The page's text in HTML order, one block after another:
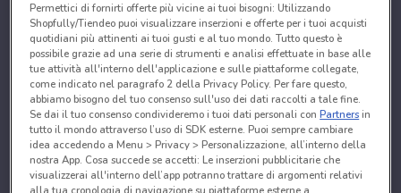
Permettici di fornirti offerte più vicine ai tuoi bisogni: Utilizzando
Shopfully/Tiendeo puoi visualizzare inserzioni e offerte per i tuoi acquisti
quotidiani più attinenti ai tuoi gusti e al tuo mondo. Tutto questo è
possibile grazie ad una serie di strumenti e analisi effettuate in base alle
tue attività all'interno dell'applicazione e sulle piattaforme collegate,
come indicato nel paragrafo 2 della Privacy Policy. Per fare questo,
abbiamo bisogno del tuo consenso sull'uso dei dati raccolti a tale fine.
Se dai il tuo consenso condivideremo i tuoi dati personali conPartnersin
tutto il mondo attraverso l’uso di SDK esterne. Puoi sempre cambiare
idea accedendo a Menu > Privacy > Personalizzazione, all’interno della
nostra App. Cosa succede se accetti: Le inserzioni pubblicitarie che
visualizzerai all'interno dell’app potranno trattare di argomenti relativi